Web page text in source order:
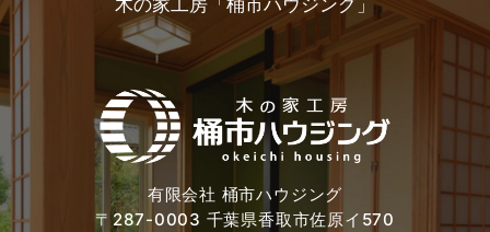
木の家工房「桶市ハウジング」
有限会社 桶市ハウジング
〒287-0003 千葉県香取市佐原イ570